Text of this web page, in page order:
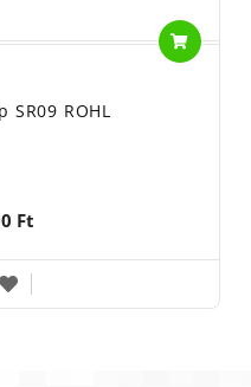
SR09 ROHL
Ft